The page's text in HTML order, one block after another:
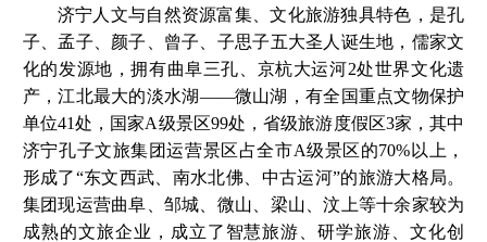
济宁人文与自然资源富集、文化旅游独具特色，是孔
子、孟子、颜子、曾子、子思子五大圣人诞生地，儒家文
化的发源地，拥有曲阜三孔、京杭大运河2处世界文化遗
产，江北最大的淡水湖——微山湖，有全国重点文物保护
单位41处，国家A级景区99处，省级旅游度假区3家，其中
济宁孔子文旅集团运营景区占全市A级景区的70%以上，
形成了“东文西武、南水北佛、中古运河”的旅游大格局。
集团现运营曲阜、邹城、微山、梁山、汶上等十余家较为
成熟的文旅企业，成立了智慧旅游、研学旅游、文化创